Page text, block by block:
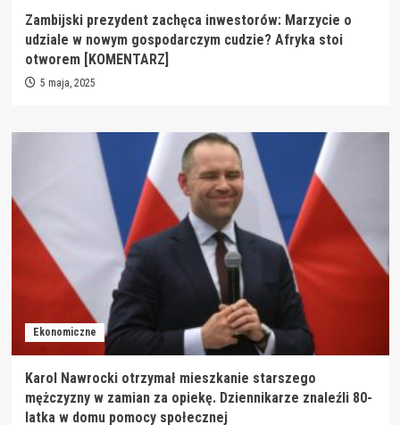
Zambijski prezydent zachęca inwestorów: Marzycie o
udziale w nowym gospodarczym cudzie? Afryka stoi
otworem [KOMENTARZ]
5 maja, 2025
Ekonomiczne
Karol Nawrocki otrzymał mieszkanie starszego
mężczyzny w zamian za opiekę. Dziennikarze znaleźli 80-
latka w domu pomocy społecznej